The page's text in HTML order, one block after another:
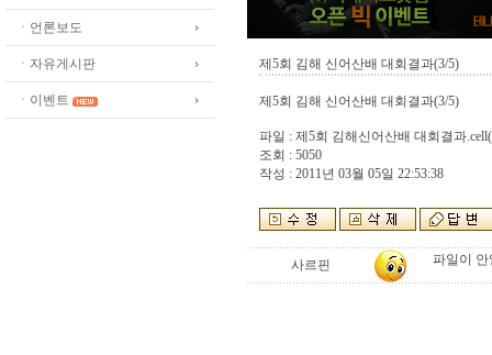
ㆍ언론보도
ㆍ자유게시판
ㆍ이벤트
제5회 김해 신어산배 대회결과(3/5)
제5회 김해 신어산배 대회결과(3/5)
파일 : 제5회 김해신어산배 대회결과.cell
조회 : 5050
작성 : 2011년 03월 05일 22:53:38
사르핀 파일이